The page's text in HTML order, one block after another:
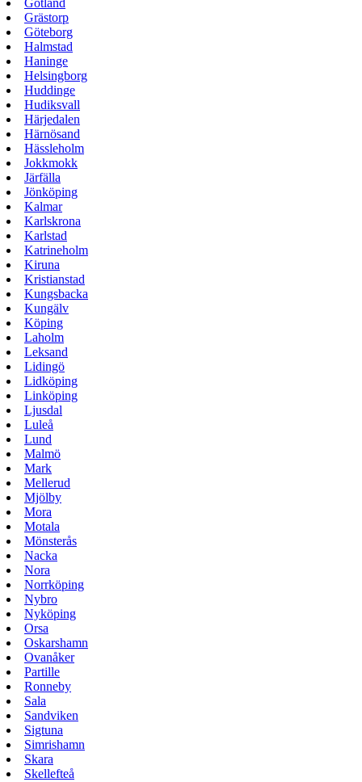
Gotland
Grästorp
Göteborg
Halmstad
Haninge
Helsingborg
Huddinge
Hudiksvall
Härjedalen
Härnösand
Hässleholm
Jokkmokk
Järfälla
Jönköping
Kalmar
Karlskrona
Karlstad
Katrineholm
Kiruna
Kristianstad
Kungsbacka
Kungälv
Köping
Laholm
Leksand
Lidingö
Lidköping
Linköping
Ljusdal
Luleå
Lund
Malmö
Mark
Mellerud
Mjölby
Mora
Motala
Mönsterås
Nacka
Nora
Norrköping
Nybro
Nyköping
Orsa
Oskarshamn
Ovanåker
Partille
Ronneby
Sala
Sandviken
Sigtuna
Simrishamn
Skara
Skellefteå